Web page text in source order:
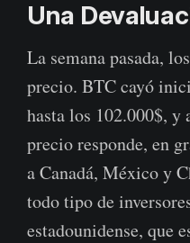
Una
La semana pasada,
precio. BTC cayó
hasta los 102.000$, y
precio responde, en
a Canadá, México y
todo tipo de
estadounidense, que